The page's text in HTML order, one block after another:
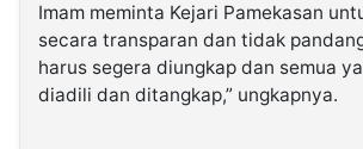
Imam meminta Kejari Pamekasan
secara transparan dan tidak
harus segera diungkap dan semua
diadili dan ditangkap,” ungkapnya.